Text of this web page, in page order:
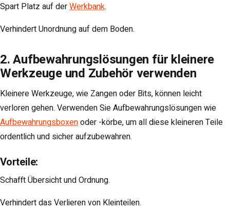
Spart Platz auf derWerkbank.
Verhindert Unordnung auf dem Boden.
2. Aufbewahrungslösungen für kleinere
Werkzeuge und Zubehör verwenden
Kleinere Werkzeuge, wie Zangen oder Bits, können leicht
verloren gehen. Verwenden Sie Aufbewahrungslösungen wie
Aufbewahrungsboxenoder -körbe, um all diese kleineren Teile
ordentlich und sicher aufzubewahren.
Vorteile:
Schafft Übersicht und Ordnung.
Verhindert das Verlieren von Kleinteilen.